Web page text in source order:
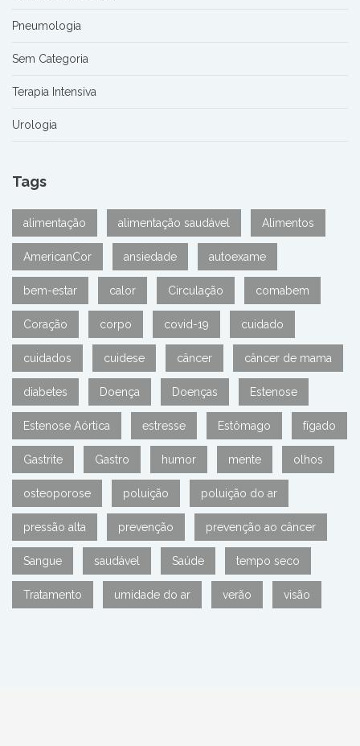
Pneumologia
Sem Categoria
Terapia Intensiva
Urologia
Tags
alimentação alimentação saudável Alimentos
AmericanCor ansiedade autoexame
bem-estar calor Circulação comabem
Coração corpo covid-19 cuidado
cuidados cuidese câncer câncer de mama
diabetes Doença Doenças Estenose
Estenose Aórtica estresse Estômago fígado
Gastrite Gastro humor mente olhos
osteoporose poluição poluição do ar
pressão alta prevenção prevenção ao câncer
Sangue saudável Saúde tempo seco
Tratamento umidade do ar verão visão